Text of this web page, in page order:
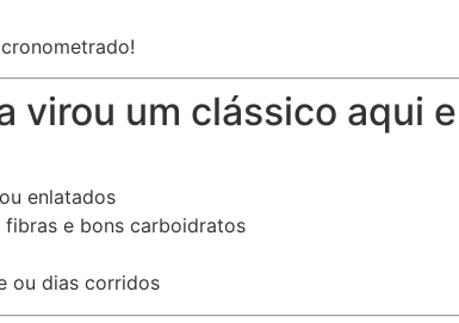
virou um clássico aqui
enlatados
e bons carboidratos
ou dias corridos